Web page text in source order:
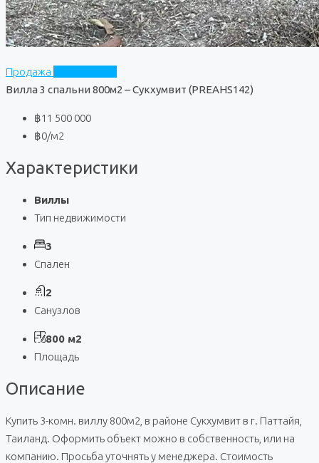
Продажа
Вилла 3 спальни 800м2 – Сукхумвит (PREAHS142)
฿11 500 000
฿0/м2
Характеристики
Виллы
Тип недвижимости
3
Спален
2
Санузлов
800 м2
Площадь
Описание
Купить 3-комн. виллу 800м2, в районе Сукхумвит в г. Паттайя,
Таиланд. Оформить объект можно в собственность, или на
компанию. Просьба уточнять у менеджера. Стоимость